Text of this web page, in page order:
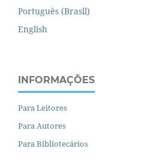
Português (Brasil)
English
INFORMAÇÕES
Para Leitores
Para Autores
Para Bibliotecários